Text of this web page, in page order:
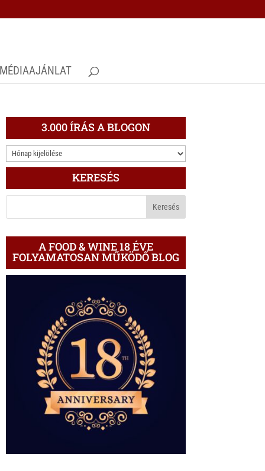
MÉDIAAJÁNLAT
3.000 ÍRÁS A BLOGON
3.000
ÍRÁS
BLOGON
KERESÉS
A FOOD & WINE 18 ÉVE
FOLYAMATOSAN MŰKÖDŐ BLOG